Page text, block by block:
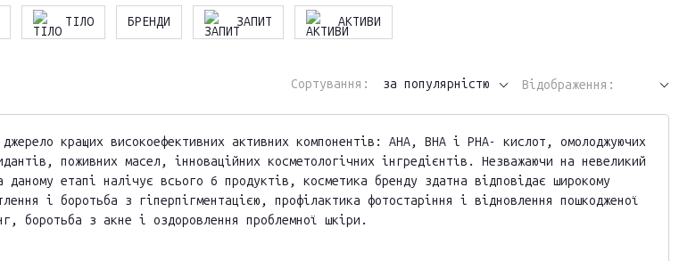
ТІЛО БРЕНДИ ЗАПИТ АКТИВИ
Сортування: за популярністю Відображення:
кращих високоефективних активних компонентів: АНА, ВНА і РНА- кислот, омолоджуючих
поживних масел, інноваційних косметологічних інгредієнтів. Незважаючи на невеликий
даному етапі налічує всього 6 продуктів, косметика бренду здатна відповідає широкому
і боротьба з гіперпігментацією, профілактика фотостаріння і відновлення пошкодженої
боротьба з акне і оздоровлення проблемної шкіри.